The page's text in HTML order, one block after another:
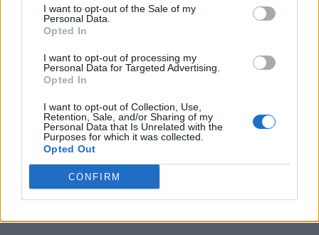
I want to opt-out of the Sale of my
Personal Data.
Opted In
I want to opt-out of processing my
Personal Data for Targeted Advertising.
Opted In
I want to opt-out of Collection, Use,
Retention, Sale, and/or Sharing of my
Personal Data that Is Unrelated with the
Purposes for which it was collected.
Opted Out
CONFIRM
υγρασίας.
Σβήσε τον κλιματισμό
πριν φτάσεις στον προορισμό
σου για να μη μείνει υγρασία
μυρωδιέςσυμβουλές συντήρησης